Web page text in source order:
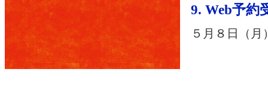
9. Web予約
５月８日（